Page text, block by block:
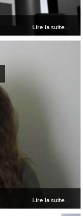
Lire la suite...
Lire la suite...